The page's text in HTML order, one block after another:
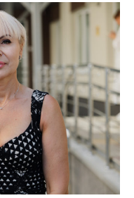
медико-санітарної